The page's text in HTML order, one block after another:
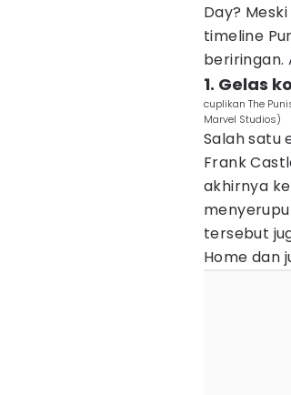
Day?
timeline
beriringan.
1. Gelas
cuplikan The
Marvel Studios)
Salah satu
Frank
akhirnya
tersebut
Home dan